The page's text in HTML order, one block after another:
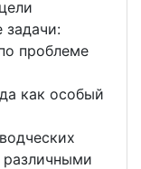
проблеме
как особый